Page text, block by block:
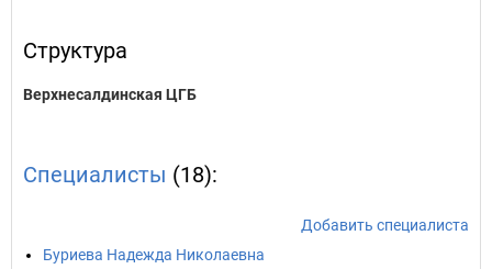
Структура
Верхнесалдинская ЦГБ
Специалисты (18):
Добавить специалиста
Буриева Надежда Николаевна